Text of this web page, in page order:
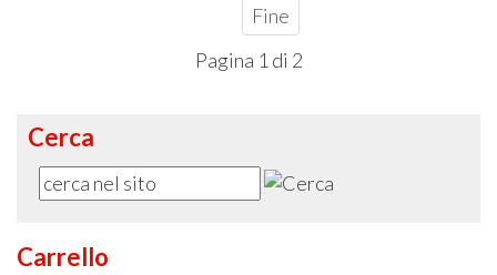
Fine
Pagina 1 di 2
Cerca
Carrello